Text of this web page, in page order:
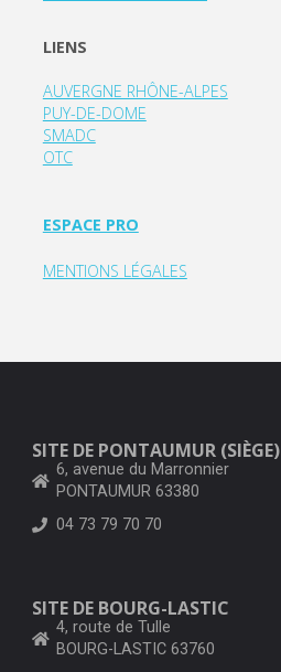
LIENS
AUVERGNE RHÔNE-ALPES
PUY-DE-DOME
SMADC
OTC
ESPACE PRO
MENTIONS LÉGALES
SITE DE PONTAUMUR (SIÈGE)
6, avenue du Marronnier
PONTAUMUR 63380
04 73 79 70 70
SITE DE BOURG-LASTIC
4, route de Tulle
BOURG-LASTIC 63760